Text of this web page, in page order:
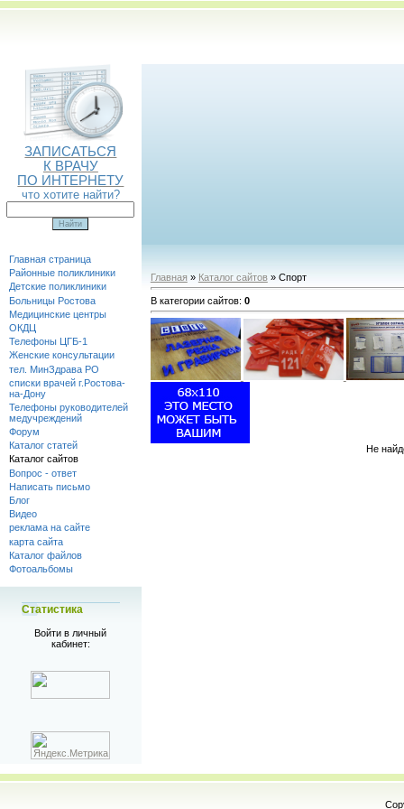
ЗАПИСАТЬСЯ
К ВРАЧУ
ПО ИНТЕРНЕТУ
что хотите найти?
Главная страница
Районные поликлиники
Детские поликлиники
Больницы Ростова
Медицинские центры
ОКДЦ
Телефоны ЦГБ-1
Женские консультации
тел. МинЗдрава РО
списки врачей г.Ростова-
на-Дону
Телефоны руководителей
медучреждений
Форум
Каталог статей
Каталог сайтов
Вопрос - ответ
Написать письмо
Блог
Видео
реклама на сайте
карта сайта
Каталог файлов
Фотоальбомы
Статистика
Войти в личный
кабинет:
Главная » Каталог сайтов» Спорт
В категории сайтов: 0
Не